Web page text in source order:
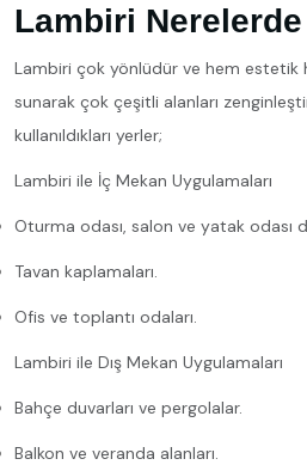
Lambiri Nerelerde
Lambiri çok yönlüdür ve hem estetik
sunarak çok çeşitli alanları
kullanıldıkları yerler;
Lambiri ile İç Mekan Uygulamaları
Oturma odası, salon ve yatak odası
Tavan kaplamaları.
Ofis ve toplantı odaları.
Lambiri ile Dış Mekan Uygulamaları
Bahçe duvarları ve pergolalar.
Balkon ve veranda alanları.